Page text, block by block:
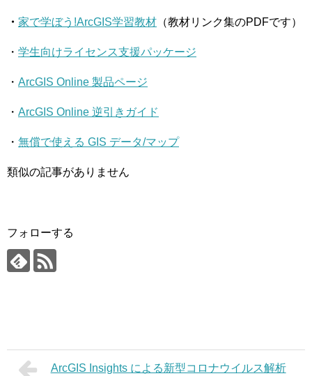
・ 家で学ぼう!ArcGIS学習教材 （教材リンク集のPDFです）
・ 学生向けライセンス支援パッケージ
・ ArcGIS Online 製品ページ
・ ArcGIS Online 逆引きガイド
・ 無償で使える GIS データ/マップ
類似の記事がありません
フォローする
ArcGIS Insights による新型コロナウイルス解析